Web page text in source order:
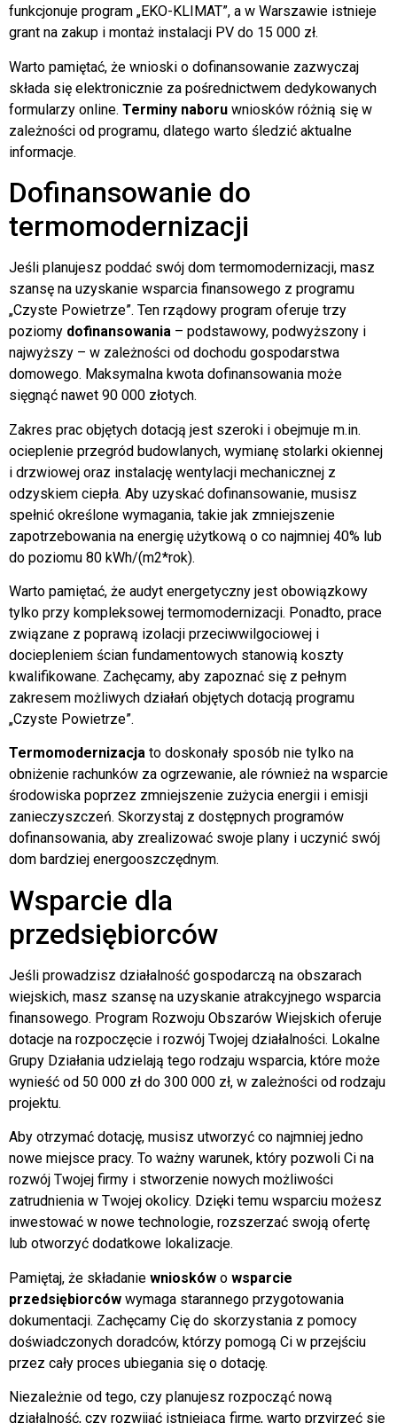
funkcjonuje program „EKO-KLIMAT”, a w Warszawie istnieje
grant na zakup i montaż instalacji PV do 15 000 zł.
Warto pamiętać, że wnioski o dofinansowanie zazwyczaj
składa się elektronicznie za pośrednictwem dedykowanych
formularzy online. Terminy naboru wniosków różnią się w
zależności od programu, dlatego warto śledzić aktualne
informacje.
Dofinansowanie do
termomodernizacji
Jeśli planujesz poddać swój dom termomodernizacji, masz
szansę na uzyskanie wsparcia finansowego z programu
„Czyste Powietrze”. Ten rządowy program oferuje trzy
poziomy dofinansowania – podstawowy, podwyższony i
najwyższy – w zależności od dochodu gospodarstwa
domowego. Maksymalna kwota dofinansowania może
sięgnąć nawet 90 000 złotych.
Zakres prac objętych dotacją jest szeroki i obejmuje m.in.
ocieplenie przegród budowlanych, wymianę stolarki okiennej
i drzwiowej oraz instalację wentylacji mechanicznej z
odzyskiem ciepła. Aby uzyskać dofinansowanie, musisz
spełnić określone wymagania, takie jak zmniejszenie
zapotrzebowania na energię użytkową o co najmniej 40% lub
do poziomu 80 kWh/(m2*rok).
Warto pamiętać, że audyt energetyczny jest obowiązkowy
tylko przy kompleksowej termomodernizacji. Ponadto, prace
związane z poprawą izolacji przeciwwilgociowej i
dociepleniem ścian fundamentowych stanowią koszty
kwalifikowane. Zachęcamy, aby zapoznać się z pełnym
zakresem możliwych działań objętych dotacją programu
„Czyste Powietrze”.
Termomodernizacja to doskonały sposób nie tylko na
obniżenie rachunków za ogrzewanie, ale również na wsparcie
środowiska poprzez zmniejszenie zużycia energii i emisji
zanieczyszczeń. Skorzystaj z dostępnych programów
dofinansowania, aby zrealizować swoje plany i uczynić swój
dom bardziej energooszczędnym.
Wsparcie dla
przedsiębiorców
Jeśli prowadzisz działalność gospodarczą na obszarach
wiejskich, masz szansę na uzyskanie atrakcyjnego wsparcia
finansowego. Program Rozwoju Obszarów Wiejskich oferuje
dotacje na rozpoczęcie i rozwój Twojej działalności. Lokalne
Grupy Działania udzielają tego rodzaju wsparcia, które może
wynieść od 50 000 zł do 300 000 zł, w zależności od rodzaju
projektu.
Aby otrzymać dotację, musisz utworzyć co najmniej jedno
nowe miejsce pracy. To ważny warunek, który pozwoli Ci na
rozwój Twojej firmy i stworzenie nowych możliwości
zatrudnienia w Twojej okolicy. Dzięki temu wsparciu możesz
inwestować w nowe technologie, rozszerzać swoją ofertę
lub otworzyć dodatkowe lokalizacje.
Pamiętaj, że składanie wniosków o wsparcie
przedsiębiorców wymaga starannego przygotowania
dokumentacji. Zachęcamy Cię do skorzystania z pomocy
doświadczonych doradców, którzy pomogą Ci w przejściu
przez cały proces ubiegania się o dotację.
Niezależnie od tego, czy planujesz rozpocząć nową
działalność, czy rozwijać istniejącą firmę, warto przyjrzeć się